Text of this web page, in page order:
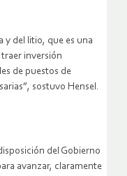
y del litio, que es una
inversión
de puestos de
sostuvo Hensel.
del Gobierno
avanzar, claramente